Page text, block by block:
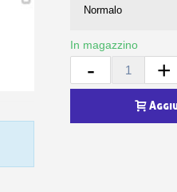
In magazzino
- +